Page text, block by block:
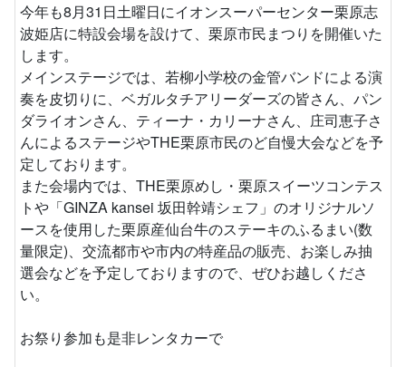
今年も8月31日土曜日にイオンスーパーセンター栗原志
波姫店に特設会場を設けて、栗原市民まつりを開催いた
します。
メインステージでは、若柳小学校の金管バンドによる演
奏を皮切りに、ベガルタチアリーダーズの皆さん、パン
ダライオンさん、ティーナ・カリーナさん、庄司恵子さ
んによるステージやTHE栗原市民のど自慢大会などを予
定しております。
また会場内では、THE栗原めし・栗原スイーツコンテス
トや「GINZA kansei 坂田幹靖シェフ」のオリジナルソ
ースを使用した栗原産仙台牛のステーキのふるまい(数
量限定)、交流都市や市内の特産品の販売、お楽しみ抽
選会などを予定しておりますので、ぜひお越しくださ
い。
お祭り参加も是非レンタカーで